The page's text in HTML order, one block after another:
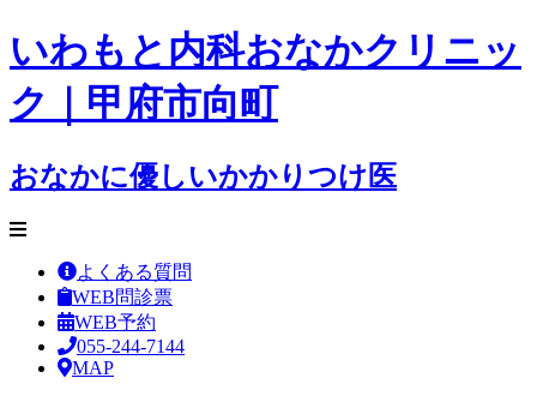
いわもと内科おなかクリニッ
ク｜甲府市向町
おなかに優しいかかりつけ医
よくある質問
WEB問診票
WEB予約
055-244-7144
MAP